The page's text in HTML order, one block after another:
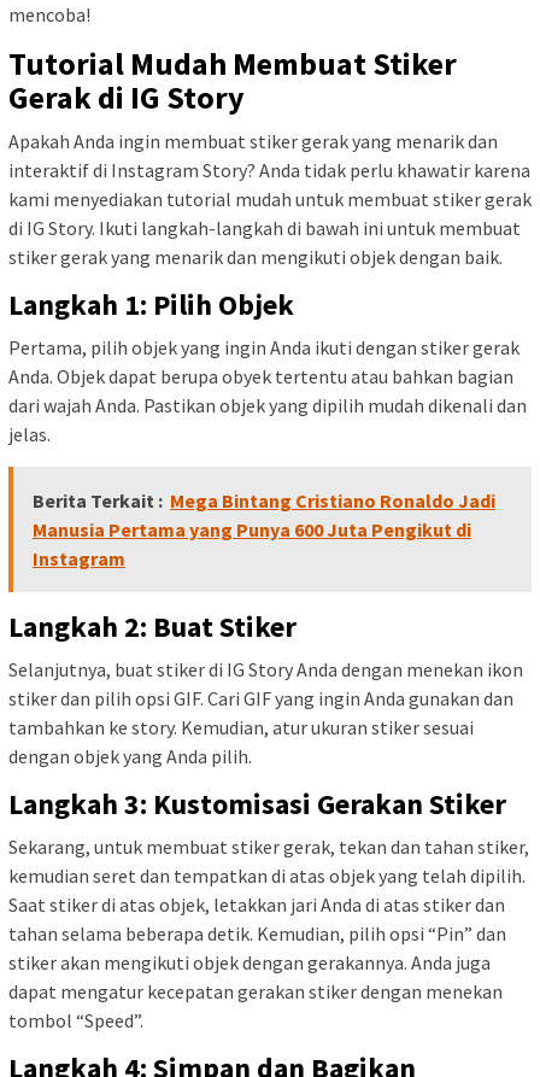
mencoba!
Tutorial Mudah Membuat Stiker
Gerak di IG Story
Apakah Anda ingin membuat stiker gerak yang menarik dan
interaktif di Instagram Story? Anda tidak perlu khawatir karena
kami menyediakan tutorial mudah untuk membuat stiker gerak
di IG Story. Ikuti langkah-langkah di bawah ini untuk membuat
stiker gerak yang menarik dan mengikuti objek dengan baik.
Langkah 1: Pilih Objek
Pertama, pilih objek yang ingin Anda ikuti dengan stiker gerak
Anda. Objek dapat berupa obyek tertentu atau bahkan bagian
dari wajah Anda. Pastikan objek yang dipilih mudah dikenali dan
jelas.
Berita Terkait : Mega Bintang Cristiano Ronaldo Jadi
Manusia Pertama yang Punya 600 Juta Pengikut di
Instagram
Langkah 2: Buat Stiker
Selanjutnya, buat stiker di IG Story Anda dengan menekan ikon
stiker dan pilih opsi GIF. Cari GIF yang ingin Anda gunakan dan
tambahkan ke story. Kemudian, atur ukuran stiker sesuai
dengan objek yang Anda pilih.
Langkah 3: Kustomisasi Gerakan Stiker
Sekarang, untuk membuat stiker gerak, tekan dan tahan stiker,
kemudian seret dan tempatkan di atas objek yang telah dipilih.
Saat stiker di atas objek, letakkan jari Anda di atas stiker dan
tahan selama beberapa detik. Kemudian, pilih opsi “Pin” dan
stiker akan mengikuti objek dengan gerakannya. Anda juga
dapat mengatur kecepatan gerakan stiker dengan menekan
tombol “Speed”.
Langkah 4: Simpan dan Bagikan